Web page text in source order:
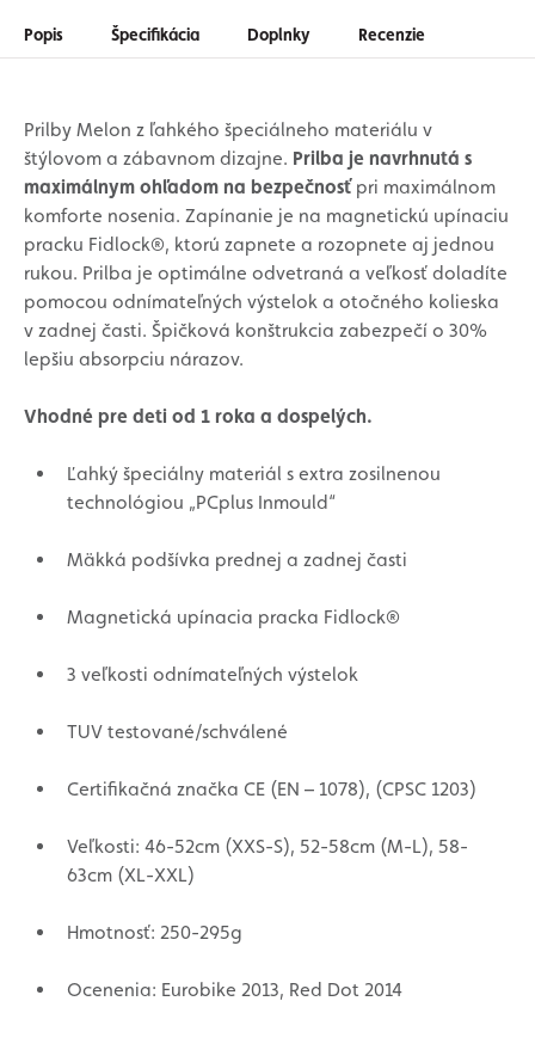
Popis Špecifikácia Doplnky Recenzie
Prilby Melon z ľahkého špeciálneho materiálu v
štýlovom a zábavnom dizajne. Prilba je navrhnutá s
maximálnym ohľadom na bezpečnosťpri maximálnom
komforte nosenia. Zapínanie je na magnetickú upínaciu
pracku Fidlock®, ktorú zapnete a rozopnete aj jednou
rukou. Prilba je optimálne odvetraná a veľkosť doladíte
pomocou odnímateľných výstelok a otočného kolieska
v zadnej časti. Špičková konštrukcia zabezpečí o 30%
lepšiu absorpciu nárazov.
Vhodné pre deti od 1 roka a dospelých.
Ľahký špeciálny materiál s extra zosilnenou
technológiou „PCplus Inmould“
Mäkká podšívka prednej a zadnej časti
Magnetická upínacia pracka Fidlock®
3 veľkosti odnímateľných výstelok
TUV testované/schválené
Certifikačná značka CE (EN – 1078), (CPSC 1203)
Veľkosti: 46-52cm (XXS-S), 52-58cm (M-L), 58-
63cm (XL-XXL)
Hmotnosť: 250-295g
Ocenenia: Eurobike 2013, Red Dot 2014